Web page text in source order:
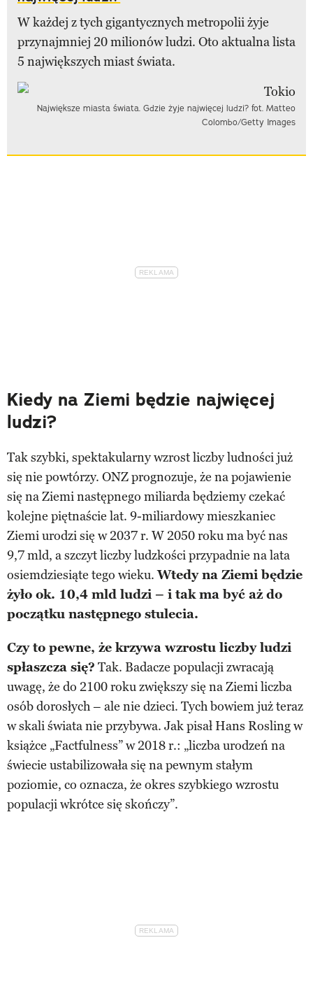
W każdej z tych gigantycznych metropolii żyje
przynajmniej 20 milionów ludzi. Oto aktualna lista
5 największych miast świata.
Największe miasta świata. Gdzie żyje najwięcej ludzi? fot. Matteo
Colombo/Getty Images
Kiedy na Ziemi będzie najwięcej
ludzi?
Tak szybki, spektakularny wzrost liczby ludności już
się nie powtórzy. ONZ prognozuje, że na pojawienie
się na Ziemi następnego miliarda będziemy czekać
kolejne piętnaście lat. 9-miliardowy mieszkaniec
Ziemi urodzi się w 2037 r. W 2050 roku ma być nas
9,7 mld, a szczyt liczby ludzkości przypadnie na lata
osiemdziesiąte tego wieku.Wtedy na Ziemi będzie
żyło ok. 10,4 mld ludzi – i tak ma być aż do
początku następnego stulecia.
Czy to pewne, że krzywa wzrostu liczby ludzi
spłaszcza się? Tak. Badacze populacji zwracają
uwagę, że do 2100 roku zwiększy się na Ziemi liczba
osób dorosłych – ale nie dzieci. Tych bowiem już teraz
w skali świata nie przybywa. Jak pisał Hans Rosling w
książce „Factfulness” w 2018 r.: „liczba urodzeń na
świecie ustabilizowała się na pewnym stałym
poziomie, co oznacza, że okres szybkiego wzrostu
populacji wkrótce się skończy”.